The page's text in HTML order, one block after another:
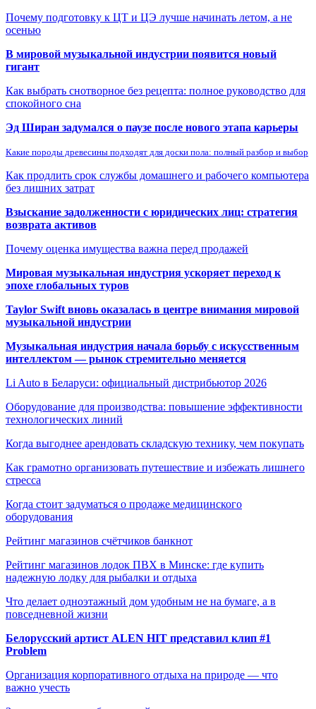
Почему подготовку к ЦТ и ЦЭ лучше начинать летом, а не
осенью
В мировой музыкальной индустрии появится новый
гигант
Как выбрать снотворное без рецепта: полное руководство для
спокойного сна
Эд Ширан задумался о паузе после нового этапа карьеры
Какие породы древесины подходят для доски пола: полный разбор и выбор
Как продлить срок службы домашнего и рабочего компьютера
без лишних затрат
Взыскание задолженности с юридических лиц: стратегия
возврата активов
Почему оценка имущества важна перед продажей
Мировая музыкальная индустрия ускоряет переход к
эпохе глобальных туров
Taylor Swift вновь оказалась в центре внимания мировой
музыкальной индустрии
Музыкальная индустрия начала борьбу с искусственным
интеллектом — рынок стремительно меняется
Li Auto в Беларуси: официальный дистрибьютор 2026
Оборудование для производства: повышение эффективности
технологических линий
Когда выгоднее арендовать складскую технику, чем покупать
Как грамотно организовать путешествие и избежать лишнего
стресса
Когда стоит задуматься о продаже медицинского
оборудования
Рейтинг магазинов счётчиков банкнот
Рейтинг магазинов лодок ПВХ в Минске: где купить
надежную лодку для рыбалки и отдыха
Что делает одноэтажный дом удобным не на бумаге, а в
повседневной жизни
Белорусский артист ALEN HIT представил клип #1
Problem
Организация корпоративного отдыха на природе — что
важно учесть